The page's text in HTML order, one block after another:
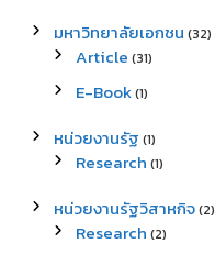
มหาวิทยาลัยเอกชน (32)
Article (31)
E-Book(1)
หน่วยงานรัฐ (1)
Research (1)
หน่วยงานรัฐวิสาหกิจ(2)
Research (2)